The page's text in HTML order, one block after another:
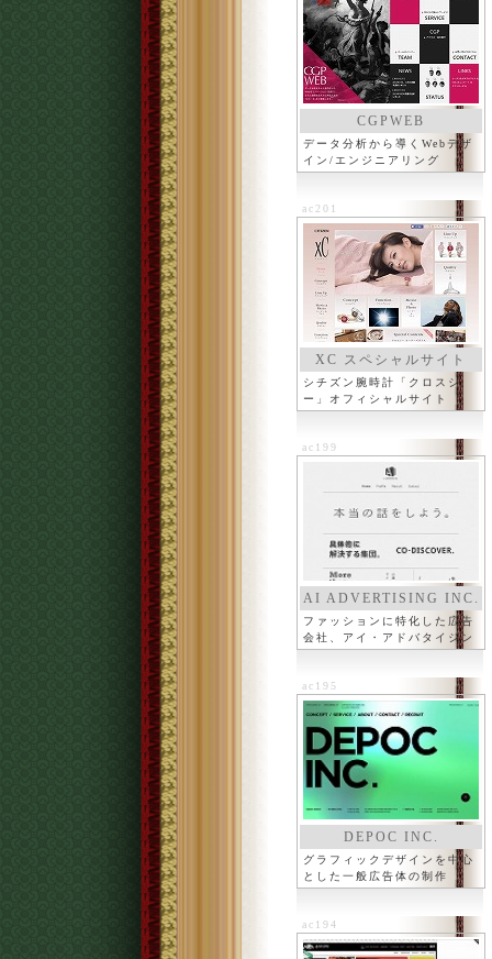
CGPWEB
データ分析から導くWebデザ
イン/エンジニアリング
ac201
XC スペシャルサイト
シチズン腕時計「クロスシ
ー」オフィシャルサイト
ac199
AI ADVERTISING INC.
ファッションに特化した広告
会社、アイ・アドバタイジン
グ
ac195
DEPOC INC.
グラフィックデザインを中心
とした一般広告体の制作
ac194